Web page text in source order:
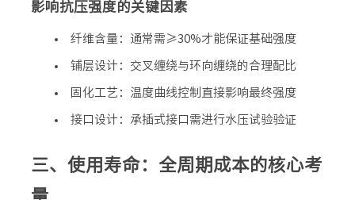
影响抗压强度的关键因素
纤维含量：通常需≥30%才能保证基础强度
铺层设计：交叉缠绕与环向缠绕的合理配比
固化工艺：温度曲线控制直接影响最终强度
接口设计：承插式接口需进行水压试验验证
三、使用寿命：全周期成本的核心考
量